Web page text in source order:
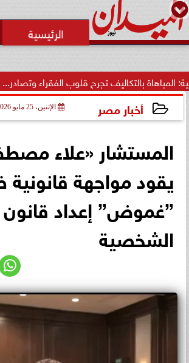
إيهاب تجرح قلوب الفقراء وتصادر...
أخبار مصر الإثنين، 25 مايو 2026
المستشار «علاء
يقود مواجهة
”غموض” إعداد قانون
الشخصية